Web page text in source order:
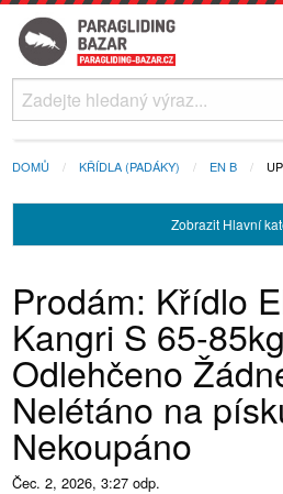
DOMŮ KŘÍDLA (PADÁKY) EN B
Zobrazit Hlavní
Prodám: Křídlo
Kangri S 65-
Odlehčeno
Nelétáno na
Nekoupáno
Čec. 2, 2026, 3:27 odp.